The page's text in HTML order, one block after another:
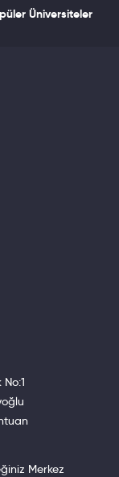
Üniversiteler
Merkez